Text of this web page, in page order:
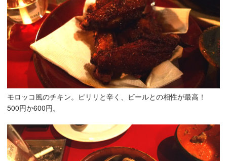
モロッコ風のチキン。ピリリと辛く、ビールとの相性が最高！
500円か600円。